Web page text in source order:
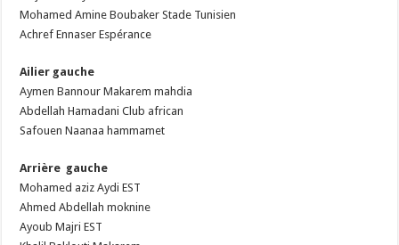
Mohamed Amine Boubaker Stade Tunisien
Achref Ennaser Espérance
Ailier gauche
Aymen Bannour Makarem mahdia
Abdellah Hamadani Club african
Safouen Naanaa hammamet
Arrière gauche
Mohamed aziz Aydi EST
Ahmed Abdellah moknine
Ayoub Majri EST